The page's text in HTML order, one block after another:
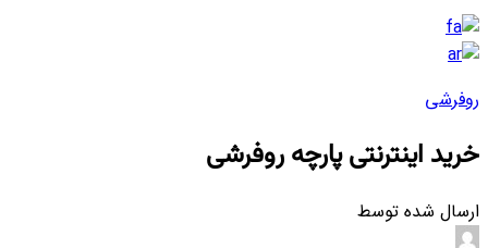
روفرشی
خرید اینترنتی پارچه روفرشی
ارسال شده توسط